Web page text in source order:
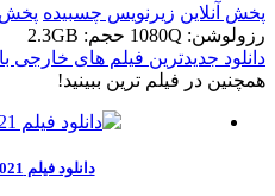
پخش آنلاین زیرنویس چسبیده پخش
رزولوشن: 1080Q
حجم: 2.3GB
دانلود جدیدترین فیلم های خارجی
همچنين در فيلم ترين ببينيد!
دانلود فیلم 2021 Malignant بدخیم